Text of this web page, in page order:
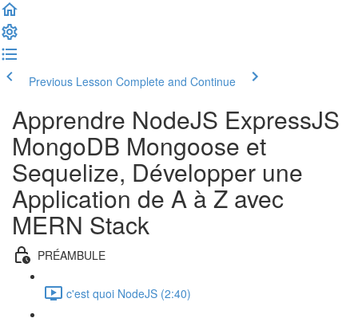
Previous Lesson Complete and Continue
Apprendre NodeJS ExpressJS
MongoDB Mongoose et
Sequelize, Développer une
Application de A à Z avec
MERN Stack
PRÉAMBULE
c'est quoi NodeJS (2:40)